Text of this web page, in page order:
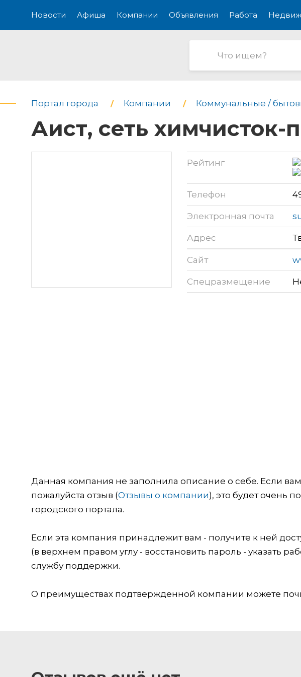
Новости Афиша Компании Объявления Работа
Портал города Компании Коммунальные /
Аист, сеть химчисток-
Рейтинг
Телефон
Электронная почта
Адрес
Сайт
Спецразмещение
Данная компания не заполнила описание о себе. Если вам
пожалуйста отзыв (Отзывы о компании), это будет очень
городского портала.
Если эта компания принадлежит вам - получите к ней
(в верхнем правом углу - восстановить пароль - указать
службу поддержки.
О преимуществах подтвержденной компании можете